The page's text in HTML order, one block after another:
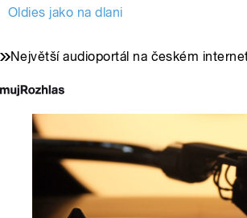
Oldies jako na dlani
Největší audioportál na českém